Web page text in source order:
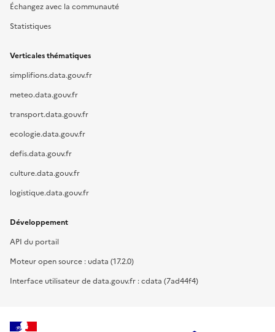
Échangez avec la communauté
Statistiques
Verticales thématiques
simplifions.data.gouv.fr
meteo.data.gouv.fr
transport.data.gouv.fr
ecologie.data.gouv.fr
defis.data.gouv.fr
culture.data.gouv.fr
logistique.data.gouv.fr
Développement
API du portail
Moteur open source : udata (17.2.0)
Interface utilisateur de data.gouv.fr : cdata (7ad44f4)